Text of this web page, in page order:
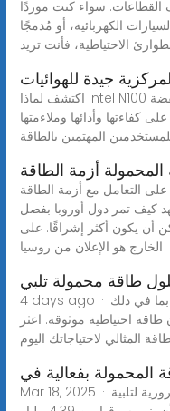
سواء كنت موردًا
الكهربائية، أو مُدمجًا
الاحتياطية، فأنت تريد
جيدة للهوائيات
اكتشف لماذا Intel N100 هو أفضل وحدة معالجة مركزية منخفضة
كفاءتها وأدائها وملاءمتها
أزمة الطاقة
التعامل مع أزمة الطاقة
كيف تمر دول أوروبا بفصل
للقول، شتاء 2022 لا يمكن أن يكون أكثر إشراقًا. على
الخارج هو الإعلان من روسيا
4 days ago · اكتشف أفضل ١٠ مولدات كهربائية، بما في ذلك
طاقة احتياطية موثوقة. اعثر
المحمولة بفعالية في
Mar 18, 2025 · أصبحت محطات الطاقة المحمولة ضرورية لتلبية